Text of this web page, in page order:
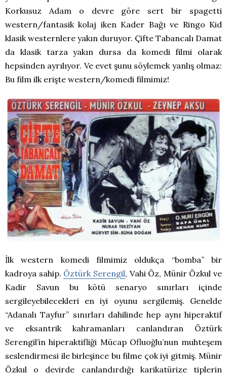
Korkusuz Adam o devre göre sert bir spagetti
western/fantasik kolaj iken Kader Bağı ve Ringo Kid
klasik westernlere yakın duruyor. Çifte Tabancalı Damat
da klasik tarza yakın dursa da komedi filmi olarak
hepsinden ayrılıyor. Ve evet şunu söylemek yanlış olmaz:
Bu film ilk erişte western/komedi filmimiz!
İlk western komedi filmimiz oldukça “bomba” bir
kadroya sahip. Öztürk Serengil, Vahi Öz, Münir Özkul ve
Kadir Savun bu kötü senaryo sınırları içinde
sergileyebilecekleri en iyi oyunu sergilemiş. Genelde
“Adanalı Tayfur” sınırları dahilinde hep aynı hiperaktif
ve eksantrik kahramanları canlandıran Öztürk
Serengil’in hiperaktifliği Mücap Ofluoğlu’nun muhteşem
seslendirmesi ile birleşince bu filme çok iyi gitmiş. Münir
Özkul o devirde canlandırdığı karikatürize tiplerin